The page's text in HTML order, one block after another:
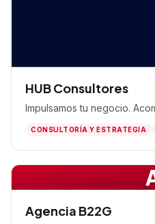
HUB Consultores
Impulsamos tu negocio.
CONSULTORÍA Y ESTRATEGIA
Agencia B22G